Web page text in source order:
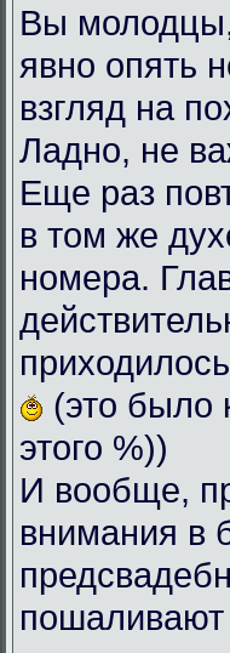
Вы
явно опять
взгляд на
Ладно, не
Еще раз
в том же
номера.
(это было
этого %))
И вообще,
внимания в